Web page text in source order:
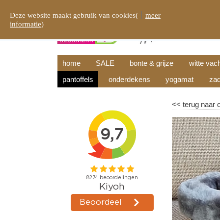
home SALE bonte & grijze witte
pantoffels
onderdekens yogamat
<<terug naar
Deze website maakt gebruik van cookies(
meer
informatie)